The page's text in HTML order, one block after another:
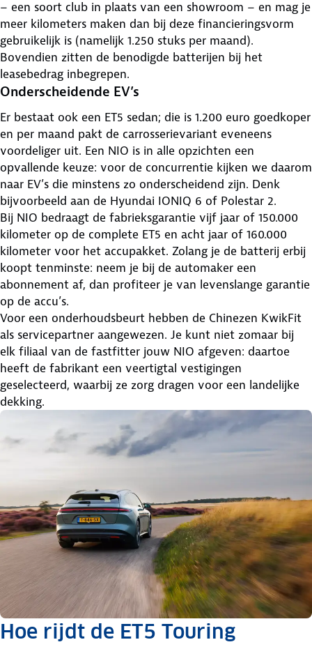
– een soort club in plaats van een showroom – en mag je
meer kilometers maken dan bij deze financieringsvorm
gebruikelijk is (namelijk 1.250 stuks per maand).
Bovendien zitten de benodigde batterijen bij het
leasebedrag inbegrepen.
Onderscheidende EV’s
Er bestaat ook een ET5 sedan; die is 1.200 euro goedkoper
en per maand pakt de carrosserievariant eveneens
voordeliger uit. Een NIO is in alle opzichten een
opvallende keuze: voor de concurrentie kijken we daarom
naar EV’s die minstens zo onderscheidend zijn. Denk
bijvoorbeeld aan de Hyundai IONIQ 6 of Polestar 2.
Bij NIO bedraagt de fabrieksgarantie vijf jaar of 150.000
kilometer op de complete ET5 en acht jaar of 160.000
kilometer voor het accupakket. Zolang je de batterij erbij
koopt tenminste: neem je bij de automaker een
abonnement af, dan profiteer je van levenslange garantie
op de accu’s.
Voor een onderhoudsbeurt hebben de Chinezen KwikFit
als servicepartner aangewezen. Je kunt niet zomaar bij
elk filiaal van de fastfitter jouw NIO afgeven: daartoe
heeft de fabrikant een veertigtal vestigingen
geselecteerd, waarbij ze zorg dragen voor een landelijke
dekking.
Hoe rijdt de ET5 Touring